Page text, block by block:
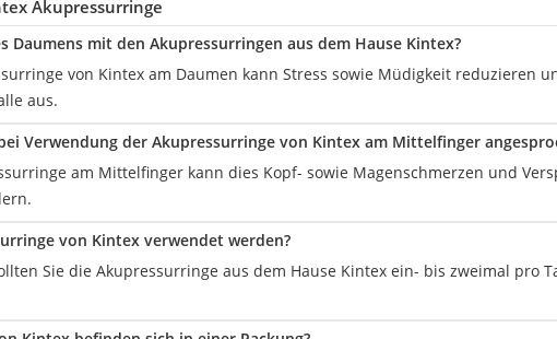
Akupressurringe
Daumens mit den Akupressurringen aus dem Hause Kintex?
von Kintex am Daumen kann Stress sowie Müdigkeit reduzieren
aus.
Verwendung der Akupressurringe von Kintex am Mittelfinger
am Mittelfinger kann dies Kopf- sowie Magenschmerzen und
von Kintex verwendet werden?
Sie die Akupressurringe aus dem Hause Kintex ein- bis zweimal pro